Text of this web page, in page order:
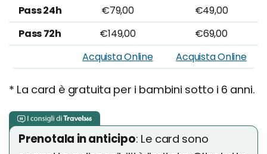
Pass 24h €79,00
€49,00
Pass 72h
€149,00
€69,00
Acquista Online
Acquista Online
* La card è gratuita per i bambini sotto i 6 anni.
Prenotala in anticipo: Le card sono